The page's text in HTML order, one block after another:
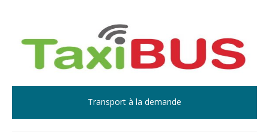
Transport à la demande